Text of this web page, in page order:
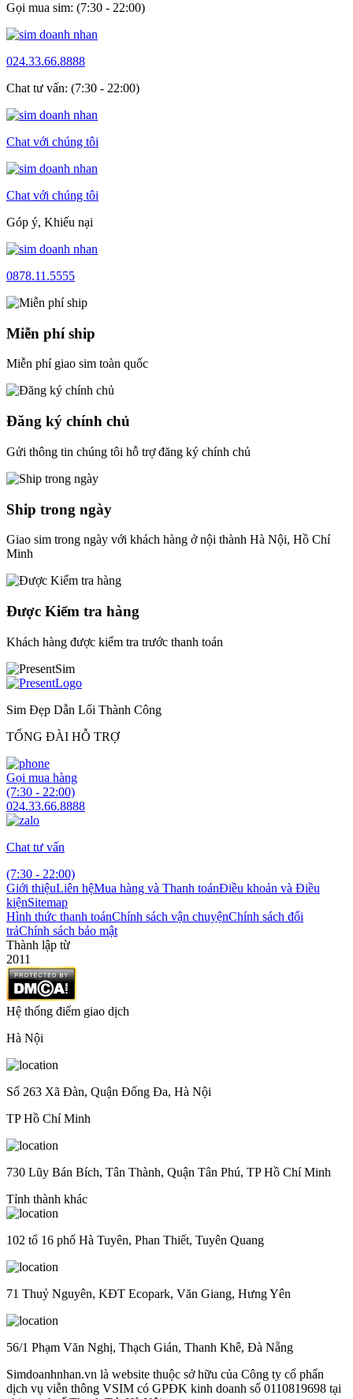
Gọi mua sim: (7:30 - 22:00)
024.33.66.8888
Chat tư vấn: (7:30 - 22:00)
Chat với chúng tôi
Chat với chúng tôi
Góp ý, Khiếu nại
0878.11.5555
Miễn phí ship
Miễn phí giao sim toàn quốc
Đăng ký chính chủ
Gửi thông tin chúng tôi hỗ trợ đăng ký chính chủ
Ship trong ngày
Giao sim trong ngày với khách hàng ở nội thành Hà Nội, Hồ Chí
Minh
Được Kiểm tra hàng
Khách hàng được kiểm tra trước thanh toán
Sim Đẹp Dẫn Lối Thành Công
TỔNG ĐÀI HỖ TRỢ
Gọi mua hàng
(7:30 - 22:00)
024.33.66.8888
Chat tư vấn
(7:30 - 22:00)
Giới thiệuLiên hệMua hàng và Thanh toánĐiều khoản và Điều
kiệnSitemap
Hình thức thanh toánChính sách vận chuyệnChính sách đổi
trảChính sách bảo mật
Thành lập từ
2011
Hệ thống điểm giao dịch
Hà Nội
Số 263 Xã Đàn, Quận Đống Đa, Hà Nội
TP Hồ Chí Minh
730 Lũy Bán Bích, Tân Thành, Quận Tân Phú, TP Hồ Chí Minh
Tỉnh thành khác
102 tổ 16 phố Hà Tuyên, Phan Thiết, Tuyên Quang
71 Thuỷ Nguyên, KĐT Ecopark, Văn Giang, Hưng Yên
56/1 Phạm Văn Nghị, Thạch Gián, Thanh Khê, Đà Nẵng
Simdoanhnhan.vn là website thuộc sở hữu của Công ty cổ phẩn
dịch vụ viễn thông VSIM có GPĐK kinh doanh số 0110819698 tại